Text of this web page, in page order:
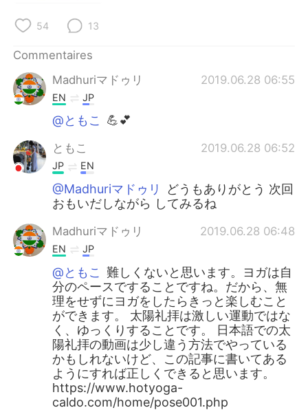
54 13
Commentaires
Madhuriマドゥリ
2019.06.28 06:55
EN JP
@ともこ 💪💕
ともこ 2019.06.28 06:52
JP EN
@Madhuriマドゥリ
どうもありがとう 次回
おもいだしながら してみるね
Madhuriマドゥリ 2019.06.28 06:48
EN JP
@ともこ
難しくないと思います。ヨガは自
分のペースですることですね。だから、無
理をせずにヨガをしたらきっと楽しむこと
ができます。 太陽礼拝は激しい運動ではな
く、ゆっくりすることです。 日本語での太
陽礼拝の動画は少し違う方法でやっている
かもしれないけど、この記事に書いてある
ようにすれば正しくできると思います。
https://www.hotyoga-
caldo.com/home/pose001.php